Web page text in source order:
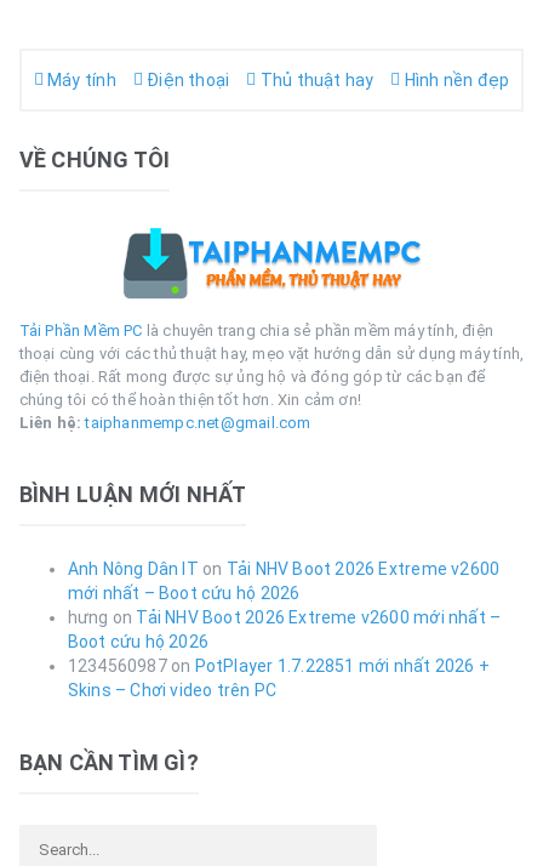
Máy tính Điện thoại Thủ thuật hay Hình nền đẹp
VỀ CHÚNG TÔI
Tải Phần Mềm PC là chuyên trang chia sẻ phần mềm máy tính, điện
thoại cùng với các thủ thuật hay, mẹo vặt hướng dẫn sử dụng máy tính,
điện thoại. Rất mong được sự ủng hộ và đóng góp từ các bạn để
chúng tôi có thể hoàn thiện tốt hơn. Xin cảm ơn!
Liên hệ: taiphanmempc.net@gmail.com
BÌNH LUẬN MỚI NHẤT
Anh Nông Dân IT on Tải NHV Boot 2026 Extreme v2600
mới nhất – Boot cứu hộ 2026
hưng on Tải NHV Boot 2026 Extreme v2600 mới nhất –
Boot cứu hộ 2026
1234560987on PotPlayer 1.7.22851 mới nhất 2026 +
Skins – Chơi video trên PC
BẠN CẦN TÌM GÌ?